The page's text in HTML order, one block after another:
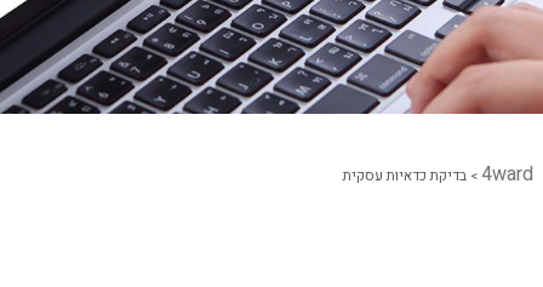
4ward
> בדיקת כדאיות עסקית